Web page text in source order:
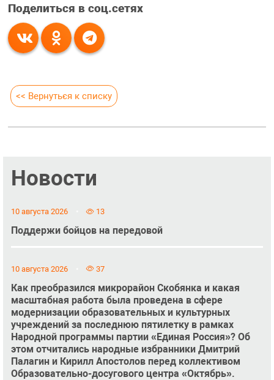
Поделиться в соц.сетях
<< Вернуться к списку
Новости
10 августа 2026 13
Поддержи бойцов на передовой
10 августа 2026 37
Как преобразился микрорайон Скобянка и какая
масштабная работа была проведена в сфере
модернизации образовательных и культурных
учреждений за последнюю пятилетку в рамках
Народной программы партии «Единая Россия»? Об
этом отчитались народные избранники Дмитрий
Палагин и Кирилл Апостолов перед коллективом
Образовательно-досугового центра «Октябрь».